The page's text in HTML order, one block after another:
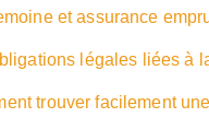
et assurance
légales liées à
trouver facilement